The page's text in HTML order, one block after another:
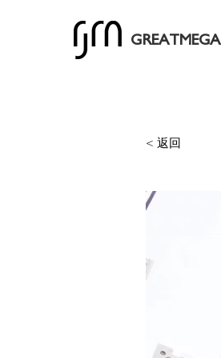
GREATMEGA
< 返回